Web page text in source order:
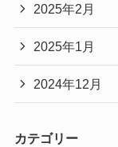
2025年2月
2025年1月
2024年12月
カテゴリー